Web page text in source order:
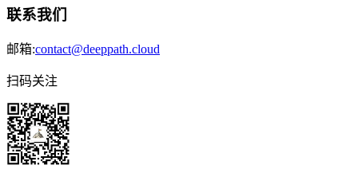
联系我们
邮箱:contact@deeppath.cloud
扫码关注